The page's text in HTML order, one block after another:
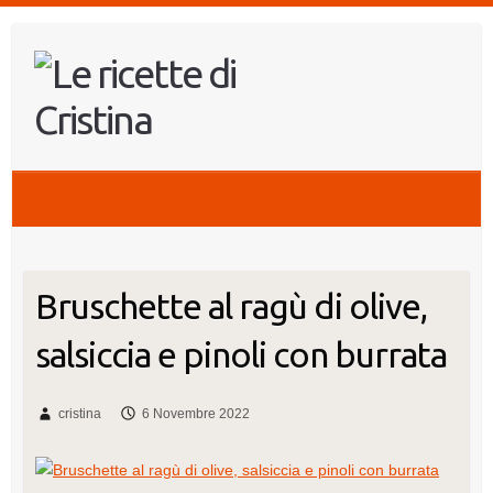
contenuto
Bruschette al ragù di olive,
salsiccia e pinoli con burrata
cristina 6 Novembre 2022